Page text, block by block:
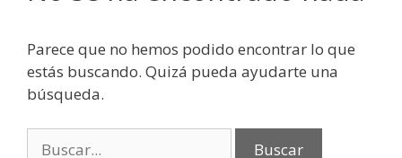
Parece que no hemos podido encontrar lo que
estás buscando. Quizá pueda ayudarte una
búsqueda.